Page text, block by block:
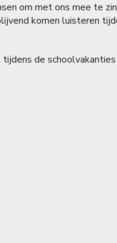
om met ons mee te
komen luisteren
de schoolvakanties